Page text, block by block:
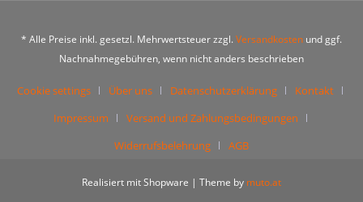
* Alle Preise inkl. gesetzl. Mehrwertsteuer zzgl. Versandkosten und ggf.
Nachnahmegebühren, wenn nicht anders beschrieben
Cookie settings Über uns Datenschutzerklärung
Kontakt
Impressum
Versand und Zahlungsbedingungen
Widerrufsbelehrung
AGB
Realisiert mit Shopware | Theme by muto.at